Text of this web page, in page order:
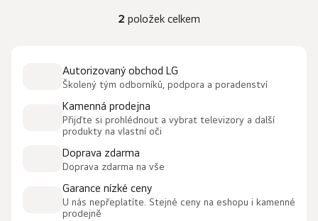
O
á
d
c
í
r
k
y
2 položek celkem
Autorizovaný obchod LG
Školený tým odborníků, podpora a poradenství
Kamenná prodejna
Přijďte si prohlédnout a vybrat televizory a další
produkty na vlastní oči
Doprava zdarma
Doprava zdarma na vše
Garance nízké ceny
U nás nepřeplatíte. Stejné ceny na eshopu i kamenné
prodejně